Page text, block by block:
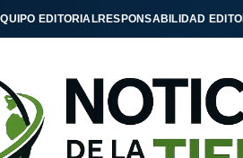
EDITORIALRESPONSABILIDAD